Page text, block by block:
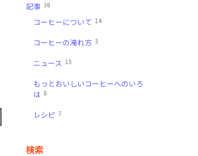
記事 38
コーヒーについて 14
コーヒーの淹れ方 3
ニュース 15
もっとおいしいコーヒーへのいろ
は 8
レシピ 7
検索